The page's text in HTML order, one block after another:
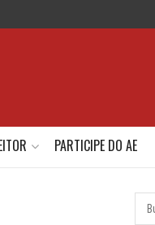
PARTICIPE DO AE